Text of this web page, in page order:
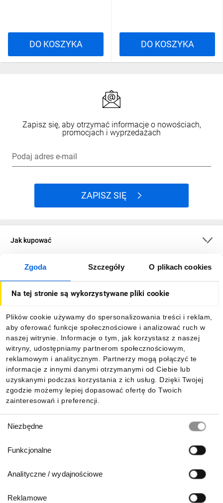
Zgoda Szczegóły O plikach cookies
Na tej stronie są wykorzystywane pliki cookie
Plików cookie używamy do spersonalizowania treści i reklam,
aby oferować funkcje społecznościowe i analizować ruch w
naszej witrynie. Informacje o tym, jak korzystasz z naszej
witryny, udostępniamy partnerom społecznościowym,
reklamowym i analitycznym. Partnerzy mogą połączyć te
informacje z innymi danymi otrzymanymi od Ciebie lub
uzyskanymi podczas korzystania z ich usług. Dzięki Twojej
zgodzie możemy lepiej dopasować ofertę do Twoich
zainteresowań i preferencji.
zgody
Niezbędne
Funkcjonalne
Analityczne / wydajnościowe
Reklamowe
DO KOSZYKA DO KOSZYKA
Zapisz się, aby otrzymać informacje o nowościach,
promocjach i wyprzedażach
Podaj adres e-mail
ZAPISZ SIĘ
Jak kupować
O firmie
Informacje
Pobierz naszą aplikację mobilną: